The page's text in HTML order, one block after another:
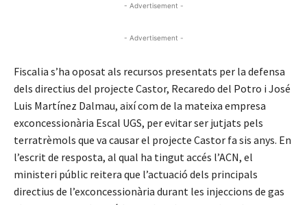
- Advertisement -
- Advertisement -
Fiscalia s’ha oposat als recursos presentats per la defensa
dels directius del projecte Castor, Recaredo del Potro i José
Luis Martínez Dalmau, així com de la mateixa empresa
exconcessionària Escal UGS, per evitar ser jutjats pels
terratrèmols que va causar el projecte Castor fa sis anys. En
l’escrit de resposta, al qual ha tingut accés l’ACN, el
ministeri públic reitera que l’actuació dels principals
directius de l’exconcessionària durant les injeccions de gas